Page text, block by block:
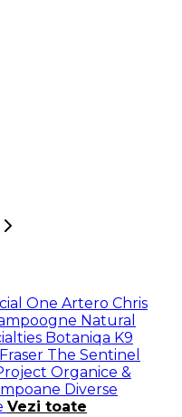
One Artero Chris
Natural
Botaniqa K9
Fraser The Sentinel
Organice &
Diverse
Vezi toate